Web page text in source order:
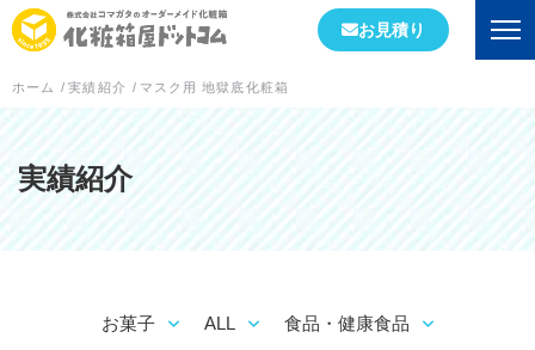
会社情報
初めての方へ
会社概要
工場案内
お見積り
ホーム / 実績紹介 / マスク用 地獄底化粧箱
実績紹介
お菓子 ALL
食品・健康食品